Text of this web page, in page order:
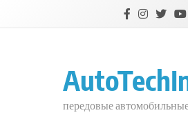
передовые